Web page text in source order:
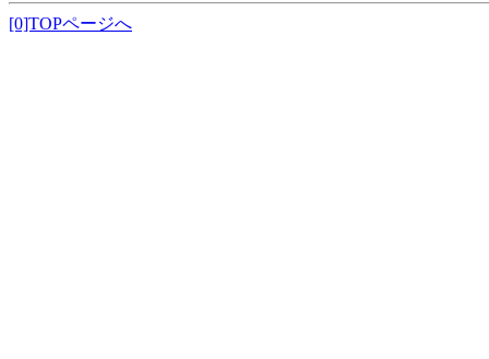
[0]TOPページへ